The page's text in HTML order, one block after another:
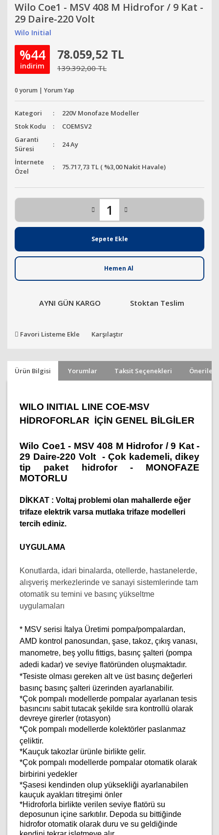
Wilo Coe1 - MSV 408 M Hidrofor / 9 Kat -
29 Daire-220 Volt
Wilo Initial
%44
indirim
78.059,52 TL
139.392,00 TL
0 yorum | Yorum Yap
Kategori
220V Monofaze Modeller
Stok Kodu
COEMSV2
Garanti
Süresi
24 Ay
İnternete
Özel
75.717,73 TL ( %3,00 Nakit Havale)
Sepete Ekle
Hemen Al
AYNI GÜN KARGO Stoktan Teslim
Favori Listeme Ekle Karşılaştır
Ürün Bilgisi Yorumlar Taksit Seçenekleri
WILO INITIAL LINE COE-MSV
HİDROFORLAR İÇİN GENEL BİLGİLER
Wilo Coe1 - MSV 408 M Hidrofor / 9 Kat -
29 Daire-220 Volt - Çok kademeli, dikey
tip paket hidrofor - MONOFAZE
MOTORLU
DİKKAT : Voltaj problemi olan mahallerde eğer
trifaze elektrik varsa mutlaka trifaze modelleri
tercih ediniz.
UYGULAMA
Konutlarda, idari binalarda, otellerde, hastanelerde,
alışveriş merkezlerinde ve sanayi sistemlerinde tam
otomatik su temini ve basınç yükseltme
uygulamaları
* MSV serisi İtalya Üretimi pompa/pompalardan,
AMD kontrol panosundan, şase, takoz, çıkış vanası,
manometre, beş yollu fittigs, basınç şalteri (pompa
adedi kadar) ve seviye flatöründen oluşmaktadır.
*Tesiste olması gereken alt ve üst basınç değerleri
basınç basınç şalteri üzerinden ayarlanabilir.
*Çok pompalı modellerde pompalar ayarlanan tesis
basıncını sabit tutacak şekilde sıra kontrollü olarak
devreye girerler (rotasyon)
*Çok pompalı modellerde kolektörler paslanmaz
çeliktir.
*Kauçuk takozlar ürünle birlikte gelir.
*Çok pompalı modellerde pompalar otomatik olarak
birbirini yedekler
*Şasesi kendinden olup yüksekliği ayarlanabilen
kauçuk ayakları titreşimi önler
*Hidroforla birlikte verilen seviye flatörü su
deposunun içine sarkıtılır. Depoda su bittiğinde
hidrofor otomatik olarak duru ve su geldiğinde